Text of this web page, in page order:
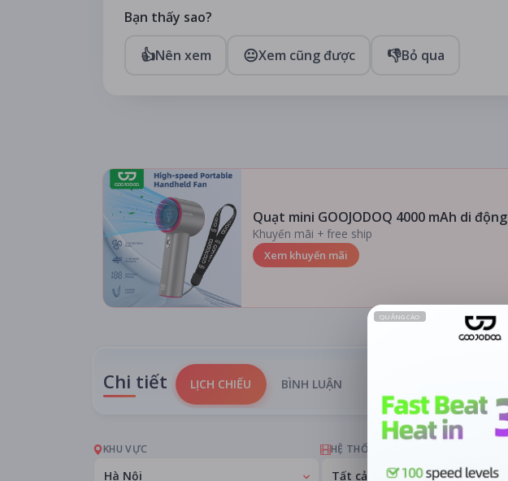
Bạn thấy sao?
👍Nên xem 😐Xem cũng được 👎Bỏ qua
Quạt mini GOOJODOQ 4000 mAh di động
Khuyến mãi + free ship
Xem khuyến mãi
Chi tiết LỊCH CHIẾU BÌNH LUẬN
KHU VỰC
Hà Nội
HỆ THỐNG RẠP
Tất cả hệ thống